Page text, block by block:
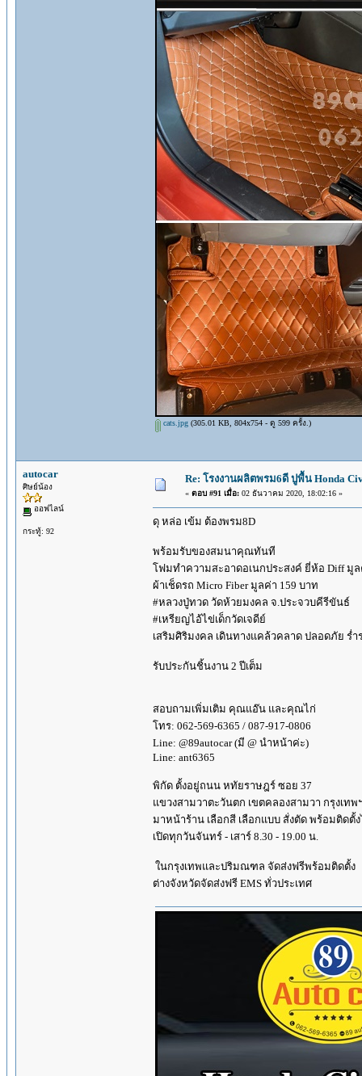
cats.jpg (305.01 KB, 804x754 - ดู 599 ครั้ง.)
autocar
ศิษย์น้อง
ออฟไลน์
กระทู้: 92
Re: โรงงานผลิตพรม6ดี ปูพื้น Honda
« ตอบ #91 เมื่อ: 02 ธันวาคม 2020, 18:02:16 »
ดุ หล่อ เข้ม ต้องพรม8D
พร้อมรับของสมนาคุณทันที
โฟมทำความสะอาดอเนกประสงค์ ยี่ห้อ Diff มูล
ผ้าเช็ดรถ Micro Fiber มูลค่า 159 บาท
#หลวงปู่ทวด วัดห้วยมงคล จ.ประจวบคีรีขันธ์
#เหรียญไอ้ไข่เด็กวัดเจดีย์
เสริมศิริมงคล เดินทางแคล้วคลาด ปลอดภัย ร่ำ
รับประกันชิ้นงาน 2 ปีเต็ม
สอบถามเพิ่มเติม คุณแอ๊น และคุณไก่
โทร: 062-569-6365 / 087-917-0806
Line: @89autocar (มี @ นำหน้าค่ะ)
Line: ant6365
พิกัด ตั้งอยู่ถนน หทัยราษฎร์ ซอย 37
แขวงสามวาตะวันตก เขตคลองสามวา กรุงเทพ
มาหน้าร้าน เลือกสี เลือกแบบ สั่งตัด พร้อมติดตั้ง
เปิดทุกวันจันทร์ - เสาร์ 8.30 - 19.00 น.
ในกรุงเทพและปริมณฑล จัดส่งฟรีพร้อมติดตั้ง
ต่างจังหวัดจัดส่งฟรี EMS ทั่วประเทศ